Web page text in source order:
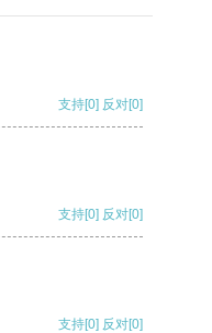
支持[0] 反对[0]
支持[0] 反对[0]
支持[0] 反对[0]